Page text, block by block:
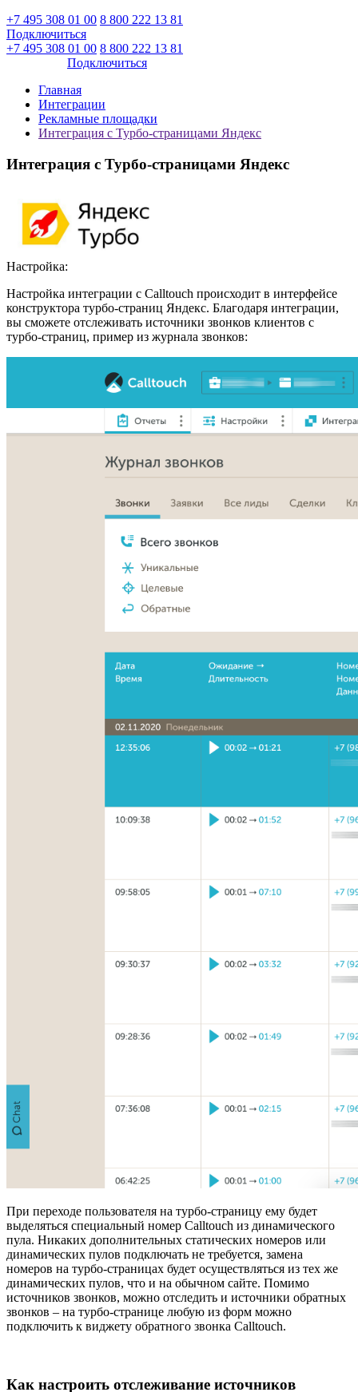
+7 495 308 01 00 8 800 222 13 81
Подключиться
+7 495 308 01 00 8 800 222 13 81
Подключиться
Главная
Интеграции
Рекламные площадки
Интеграция с Турбо-страницами Яндекс
Интеграция с Турбо-страницами Яндекс
Настройка:
Настройка интеграции с Calltouch происходит в интерфейсе
конструктора турбо-страниц Яндекс. Благодаря интеграции,
вы сможете отслеживать источники звонков клиентов с
турбо-страниц, пример из журнала звонков:
При переходе пользователя на турбо-страницу ему будет
выделяться специальный номер Calltouch из динамического
пула. Никаких дополнительных статических номеров или
динамических пулов подключать не требуется, замена
номеров на турбо-страницах будет осуществляться из тех же
динамических пулов, что и на обычном сайте. Помимо
источников звонков, можно отследить и источники обратных
звонков – на турбо-странице любую из форм можно
подключить к виджету обратного звонка Calltouch.
Как настроить отслеживание источников